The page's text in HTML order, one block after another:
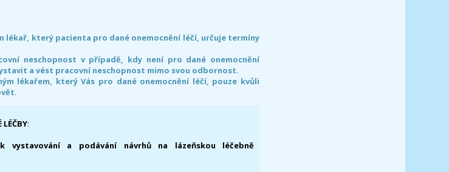
lékař, který pacienta pro dané onemocnění léčí, určuje termíny
neschopnost v případě, kdy není pro dané onemocnění
a vést pracovní neschopnost mimo svou odbornost.
lékařem, který Vás pro dané onemocnění léčí, pouze kvůli
LÉČBY:
vystavování a podávání návrhů na lázeňskou léčebně